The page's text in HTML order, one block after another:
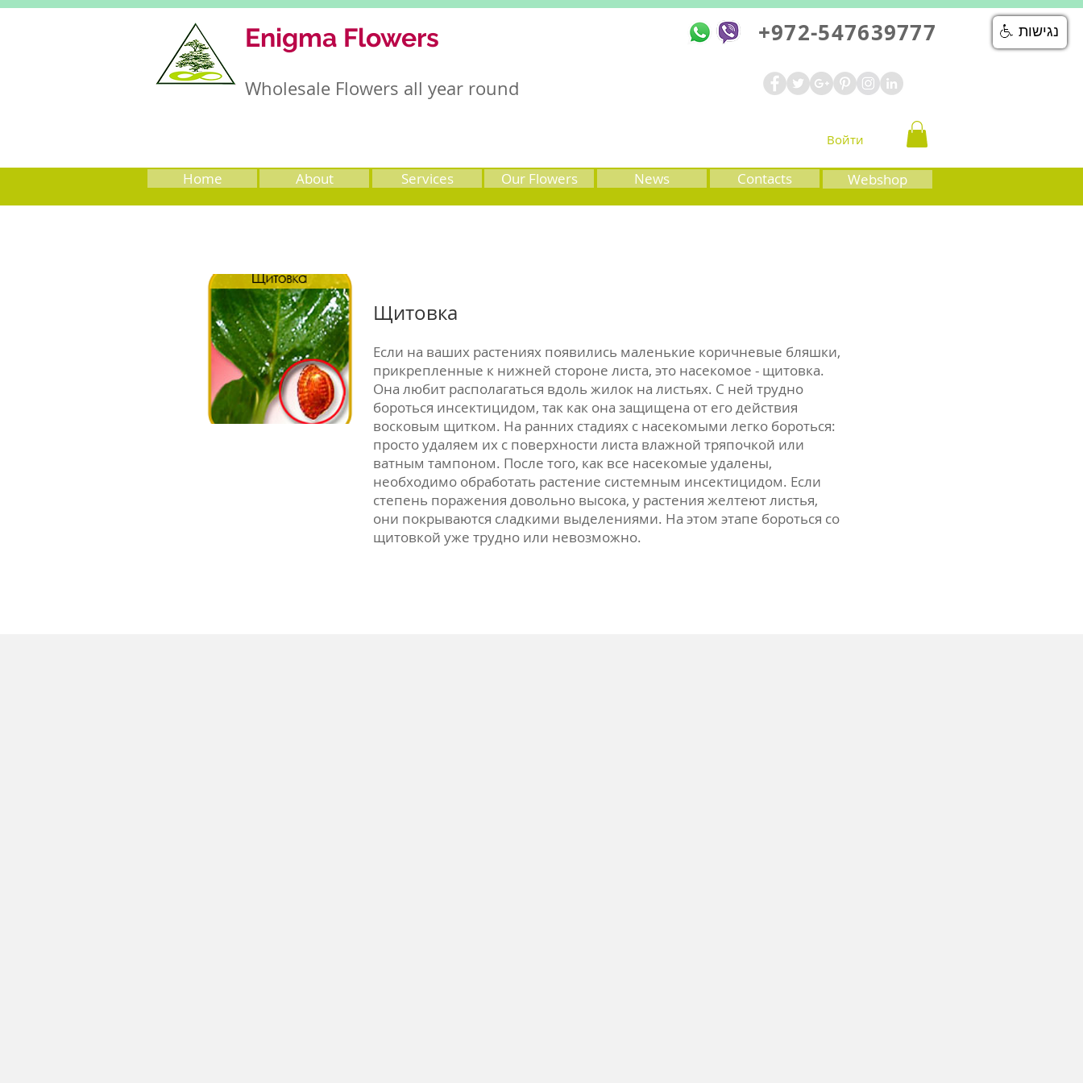
Enigma Flowers
Wholesale Flowers all year round
+972-547639777
Войти
Home About Services Our Flowers News Contacts Webshop
Щитовка
Если на ваших растениях появились маленькие коричневые бляшки,
прикрепленные к нижней стороне листа, это насекомое - щитовка.
Она любит располагаться вдоль жилок на листьях. С ней трудно
бороться инсектицидом, так как она защищена от его действия
восковым щитком. На ранних стадиях с насекомыми легко бороться:
просто удаляем их с поверхности листа влажной тряпочкой или
ватным тампоном. После того, как все насекомые удалены,
необходимо обработать растение системным инсектицидом. Если
степень поражения довольно высока, у растения желтеют листья,
они покрываются сладкими выделениями. На этом этапе бороться со
щитовкой уже трудно или невозможно.
נגישות